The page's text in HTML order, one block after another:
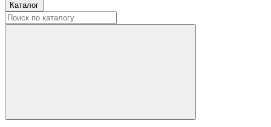
Каталог